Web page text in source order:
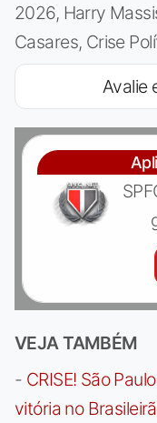
2026, Harry
Casares, Crise
Avalie
VEJA TAMBÉM
- CRISE! São
vitória no